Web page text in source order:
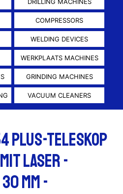
COMPRESSORS
WELDING DEVICES
WERKPLAATS MACHINES
GRINDING MACHINES
VACUUM CLEANERS
Plus-Teleskop
Laser -
mm -